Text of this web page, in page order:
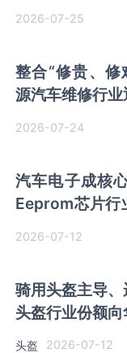
2026-07-25
整合“修贵、修
源汽车维修行业
2026-07-24
汽车电子成核
Eeprom芯片行
2026-07-12
骑用头盔主导
头盔行业份额向
集中 智能化高
头盔 2026-07-12